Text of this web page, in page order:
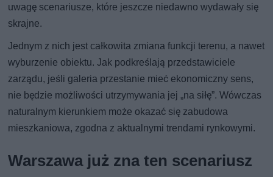
uwagę scenariusze, które jeszcze niedawno wydawały się
skrajne.
Jednym z nich jest całkowita zmiana funkcji terenu, a nawet
wyburzenie obiektu. Jak podkreślają przedstawiciele
zarządu, jeśli galeria przestanie mieć ekonomiczny sens,
nie będzie możliwości utrzymywania jej „na siłę”. Wówczas
naturalnym kierunkiem może okazać się zabudowa
mieszkaniowa, zgodna z aktualnymi trendami rynkowymi.
Warszawa już zna ten scenariusz